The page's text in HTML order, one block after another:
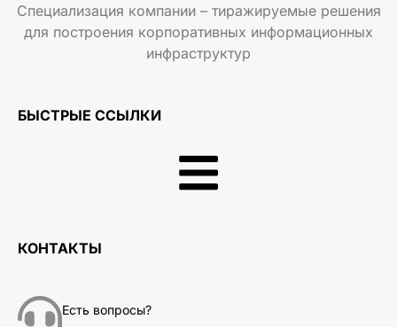
Специализация компании – тиражируемые решения
для построения корпоративных информационных
инфраструктур
БЫСТРЫЕ ССЫЛКИ
КОНТАКТЫ
Есть вопросы?